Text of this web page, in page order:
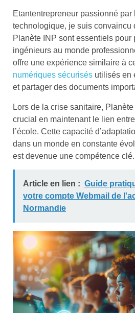
Etantentrepreneur passionné par
technologique, je suis convaincu
Planète INP sont essentiels pour
ingénieurs au monde
offre une expérience similaire à
numériques sécurisés utilisés en
et partager des documents
Lors de la crise sanitaire,
crucial en maintenant le lien
l’école. Cette capacité
dans un monde en constante
est devenue une compétence clé.
Article en lien : Guide
votre compte Webmail de
Normandie